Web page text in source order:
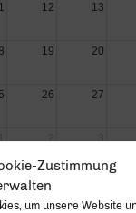
Zustimmung
um unsere Website
12 13
19 20
26 27